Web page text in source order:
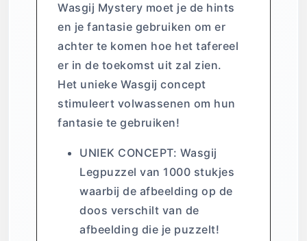
Wasgij Mystery moet je de hints
en je fantasie gebruiken om er
achter te komen hoe het tafereel
er in de toekomst uit zal zien.
Het unieke Wasgij concept
stimuleert volwassenen om hun
fantasie te gebruiken!
UNIEK CONCEPT: Wasgij
Legpuzzel van 1000 stukjes
waarbij de afbeelding op de
doos verschilt van de
afbeelding die je puzzelt!